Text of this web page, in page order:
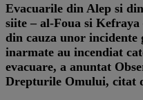
Evacuarile din Alep si
siite – al-Foua si
din cauza unor incidente
inarmate au incendiat
evacuare, a anuntat
Drepturile Omului, citat